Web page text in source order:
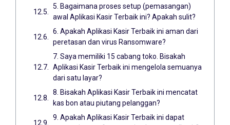
5. Bagaimana proses setup (pemasangan)
awal Aplikasi Kasir Terbaik ini? Apakah sulit?
6. Apakah Aplikasi Kasir Terbaik ini aman dari
peretasan dan virus Ransomware?
7. Saya memiliki 15 cabang toko. Bisakah
Aplikasi Kasir Terbaik ini mengelola semuanya
dari satu layar?
8. Bisakah Aplikasi Kasir Terbaik ini mencatat
kas bon atau piutang pelanggan?
9. Apakah Aplikasi Kasir Terbaik ini dapat